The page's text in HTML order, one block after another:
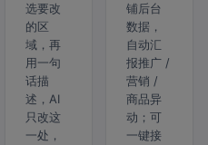
选要改
的区
域，再
用一句
话描
述，AI
只改这
一处，
铺后台
数据，
自动汇
报推广 /
营销 /
商品异
动；可
一键接